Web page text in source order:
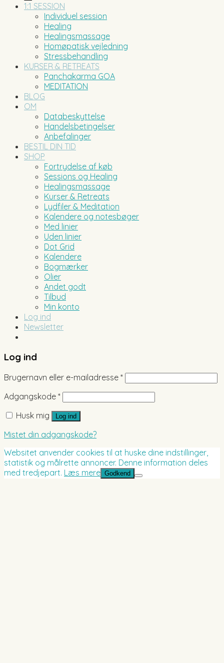
1:1 SESSION
Individuel session
Healing
Healingsmassage
Homøpatisk vejledning
Stressbehandling
KURSER & RETREATS
Panchakarma GOA
MEDITATION
BLOG
OM
Databeskyttelse
Handelsbetingelser
Anbefalinger
BESTIL DIN TID
SHOP
Fortrydelse af køb
Sessions og Healing
Healingsmassage
Kurser & Retreats
Lydfiler & Meditation
Kalendere og notesbøger
Med linier
Uden linier
Dot Grid
Kalendere
Bogmærker
Olier
Andet godt
Tilbud
Min konto
Log ind
Newsletter
Log ind
Brugernavn eller e-mailadresse *
Adgangskode *
Husk mig
Log ind
Mistet din adgangskode?
Websitet anvender cookies til at huske dine indstillinger,
statistik og målrette annoncer. Denne information deles
med tredjepart. Læs mere Godkend